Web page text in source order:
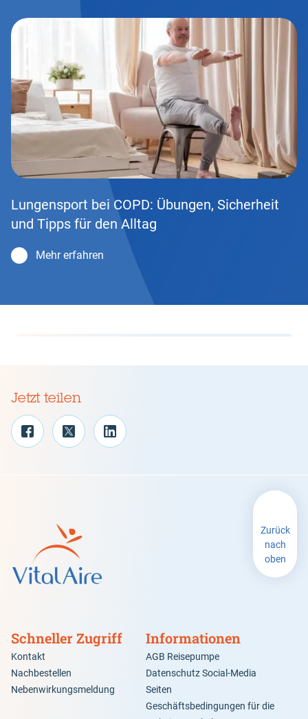
Lungensport bei COPD: Übungen, Sicherheit
und Tipps für den Alltag
Mehr erfahren
Jetzt teilen
Schneller Zugriff
Kontakt
Nachbestellen
Nebenwirkungsmeldung
Informationen
AGB Reisepumpe
Datenschutz Social-Media
Seiten
Geschäftsbedingungen für die
Zurück
nach
oben